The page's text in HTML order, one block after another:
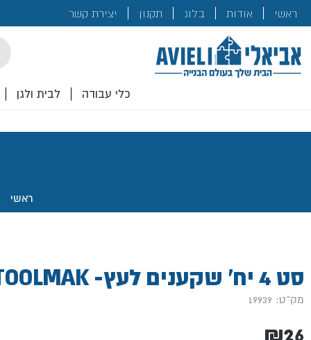
ראשי אודות בלוג תקנון יצירת קשרלכם!
כלי עבודה לבית ולגן
ראשי
סט 4 יח' שקענים לעץ- TOOLMAK
מק"ט: 19939
₪26